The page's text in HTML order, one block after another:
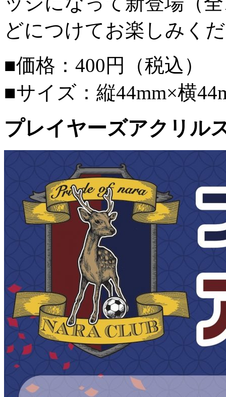
どにつけてお楽しみく
■価格：400円（税込）
■サイズ：縦44mm×横
プレイヤーズアクリル